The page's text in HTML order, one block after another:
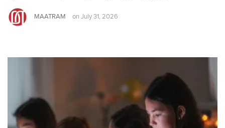
MAATRAM on July 31, 2026